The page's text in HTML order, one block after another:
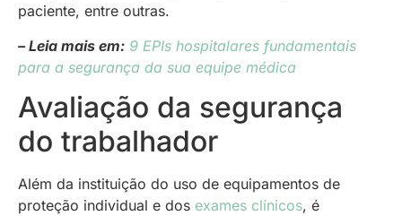
paciente, entre outras.
– Leia mais em: 9 EPIs hospitalares fundamentais
para a segurança da sua equipe médica
Avaliação da segurança
do trabalhador
Além da instituição do uso de equipamentos de
proteção individual e dos exames clínicos, é